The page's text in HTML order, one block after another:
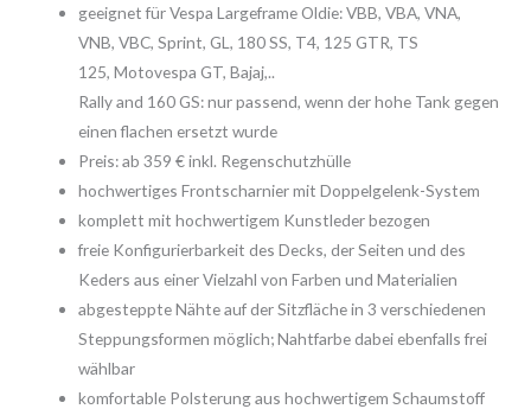
geeignet für Vespa Largeframe Oldie: VBB, VBA, VNA,
VNB, VBC, Sprint, GL, 180 SS, T4, 125 GTR, TS
125, Motovespa GT, Bajaj,..
Rally and 160 GS: nur passend, wenn der hohe Tank gegen
einen flachen ersetzt wurde
Preis: ab 359 € inkl. Regenschutzhülle
hochwertiges Frontscharnier mit Doppelgelenk-System
komplett mit hochwertigem Kunstleder bezogen
freie Konfigurierbarkeit des Decks, der Seiten und des
Keders aus einer Vielzahl von Farben und Materialien
abgesteppte Nähte auf der Sitzfläche in 3 verschiedenen
Steppungsformen möglich; Nahtfarbe dabei ebenfalls frei
wählbar
komfortable Polsterung aus hochwertigem Schaumstoff